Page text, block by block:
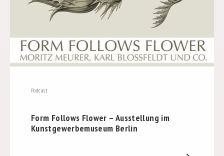
Podcast
Form Follows Flower – Ausstellung im
Kunstgewerbemuseum Berlin